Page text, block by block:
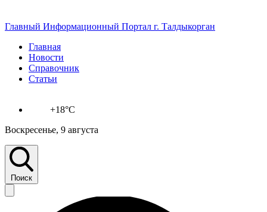
Главный Информационный Портал г. Талдыкорган
Главная
Новости
Справочник
Статьи
+18°C
Воскресенье, 9 августа
Поиск